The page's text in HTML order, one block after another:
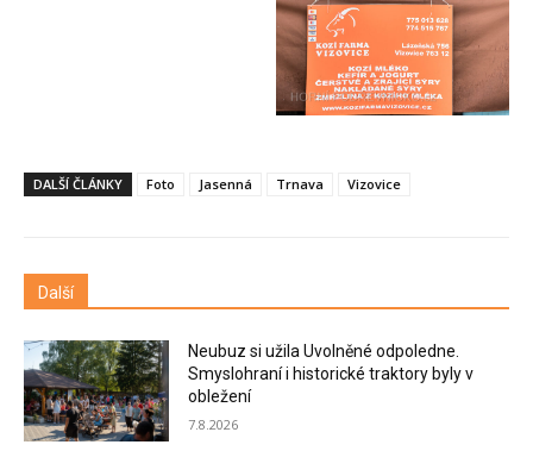
DALŠÍ ČLÁNKY Foto Jasenná Trnava Vizovice
Další
Neubuz si užila Uvolněné odpoledne.
Smyslohraní i historické traktory byly v
obležení
7.8.2026